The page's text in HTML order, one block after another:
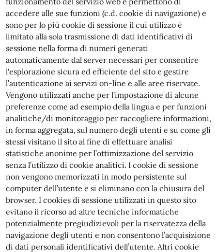
accedere alle sue funzioni (c.d. cookie di navigazione) e
sono per lo più cookie di sessione il cui utilizzo è
limitato alla sola trasmissione di dati identificativi di
sessione nella forma di numeri generati
automaticamente dal server necessari per consentire
l'esplorazione sicura ed efficiente del sito e gestire
l’autenticazione ai servizi on-line e alle aree riservate.
Vengono utilizzati anche per l’impostazione di alcune
preferenze come ad esempio della lingua e per funzioni
analitiche/di monitoraggio per raccogliere informazioni,
in forma aggregata, sul numero degli utenti e su come gli
stessi visitano il sito al fine di effettuare analisi
statistiche anonime per l’ottimizzazione del servizio
senza l’utilizzo di cookie analitici. I cookie di sessione
non vengono memorizzati in modo persistente sul
computer dell’utente e si eliminano con la chiusura del
browser. I cookies di sessione utilizzati in questo sito
evitano il ricorso ad altre tecniche informatiche
potenzialmente pregiudizievoli per la riservatezza della
navigazione degli utenti e non consentono l’acquisizione
di dati personali identificativi dell’utente. Altri cookie